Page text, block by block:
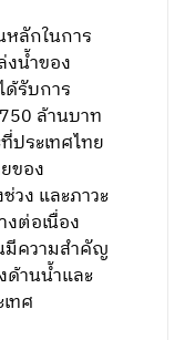
ลักในการ
น้ำของ
ด้รับการ
ล้านบาท
ประเทศไทย
ของ
วง และภาวะ
ต่อเนื่อง
มีความสำคัญ
านน้ำและ
ทศ